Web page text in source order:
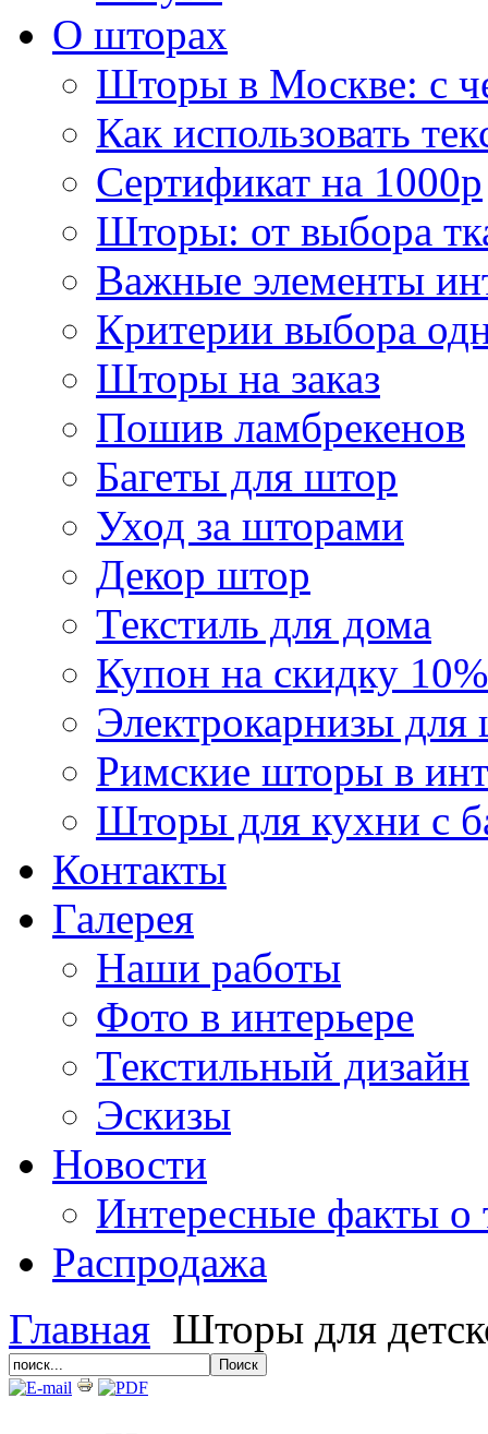
О шторах
Шторы в Москве: с
Как использовать
Сертификат на 1000р
Шторы: от выбора
Важные элементы
Критерии выбора
Шторы на заказ
Пошив ламбрекенов
Багеты для штор
Уход за шторами
Декор штор
Текстиль для дома
Купон на скидку 10%
Электрокарнизы для
Римские шторы в
Шторы для кухни с
Контакты
Галерея
Наши работы
Фото в интерьере
Текстильный дизайн
Эскизы
Новости
Интересные факты о
Распродажа
Главная Шторы для